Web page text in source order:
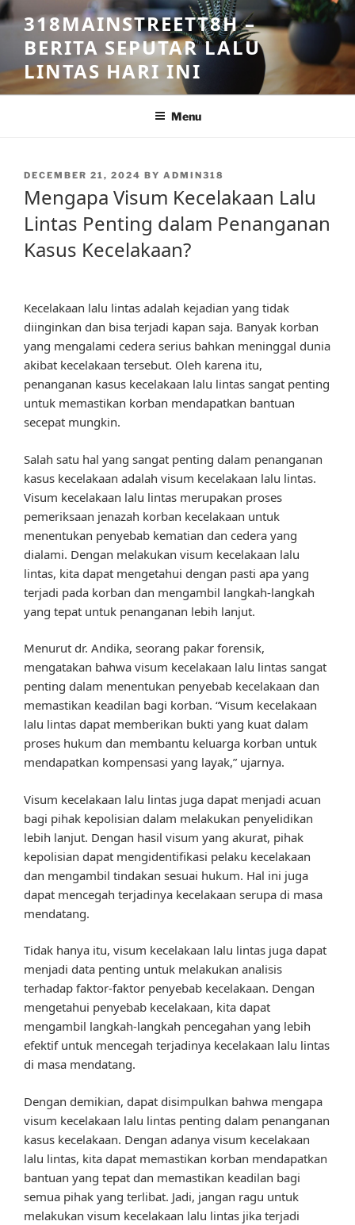
Skip
to
content
318MAINSTREETT8H –
BERITA SEPUTAR LALU
LINTAS HARI INI
Menu
POSTED
DECEMBER 21, 2024 BY ADMIN318
Mengapa Visum Kecelakaan Lalu
Lintas Penting dalam Penanganan
Kasus Kecelakaan?
Kecelakaan lalu lintas adalah kejadian yang tidak
diinginkan dan bisa terjadi kapan saja. Banyak korban
yang mengalami cedera serius bahkan meninggal dunia
akibat kecelakaan tersebut. Oleh karena itu,
penanganan kasus kecelakaan lalu lintas sangat penting
untuk memastikan korban mendapatkan bantuan
secepat mungkin.
Salah satu hal yang sangat penting dalam penanganan
kasus kecelakaan adalah visum kecelakaan lalu lintas.
Visum kecelakaan lalu lintas merupakan proses
pemeriksaan jenazah korban kecelakaan untuk
menentukan penyebab kematian dan cedera yang
dialami. Dengan melakukan visum kecelakaan lalu
lintas, kita dapat mengetahui dengan pasti apa yang
terjadi pada korban dan mengambil langkah-langkah
yang tepat untuk penanganan lebih lanjut.
Menurut dr. Andika, seorang pakar forensik,
mengatakan bahwa visum kecelakaan lalu lintas sangat
penting dalam menentukan penyebab kecelakaan dan
memastikan keadilan bagi korban. “Visum kecelakaan
lalu lintas dapat memberikan bukti yang kuat dalam
proses hukum dan membantu keluarga korban untuk
mendapatkan kompensasi yang layak,” ujarnya.
Visum kecelakaan lalu lintas juga dapat menjadi acuan
bagi pihak kepolisian dalam melakukan penyelidikan
lebih lanjut. Dengan hasil visum yang akurat, pihak
kepolisian dapat mengidentifikasi pelaku kecelakaan
dan mengambil tindakan sesuai hukum. Hal ini juga
dapat mencegah terjadinya kecelakaan serupa di masa
mendatang.
Tidak hanya itu, visum kecelakaan lalu lintas juga dapat
menjadi data penting untuk melakukan analisis
terhadap faktor-faktor penyebab kecelakaan. Dengan
mengetahui penyebab kecelakaan, kita dapat
mengambil langkah-langkah pencegahan yang lebih
efektif untuk mencegah terjadinya kecelakaan lalu lintas
di masa mendatang.
Dengan demikian, dapat disimpulkan bahwa mengapa
visum kecelakaan lalu lintas penting dalam penanganan
kasus kecelakaan. Dengan adanya visum kecelakaan
lalu lintas, kita dapat memastikan korban mendapatkan
bantuan yang tepat dan memastikan keadilan bagi
semua pihak yang terlibat. Jadi, jangan ragu untuk
melakukan visum kecelakaan lalu lintas jika terjadi